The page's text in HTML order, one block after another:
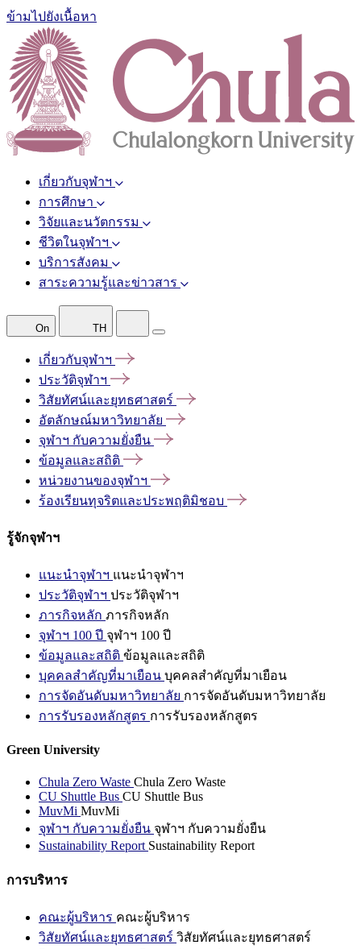
ข้ามไปยังเนื้อหา
เกี่ยวกับจุฬาฯ
การศึกษา
วิจัยและนวัตกรรม
ชีวิตในจุฬาฯ
บริการสังคม
สาระความรู้และข่าวสาร
On TH
เกี่ยวกับจุฬาฯ
ประวัติจุฬาฯ
วิสัยทัศน์และยุทธศาสตร์
อัตลักษณ์มหาวิทยาลัย
จุฬาฯ กับความยั่งยืน
ข้อมูลและสถิติ
หน่วยงานของจุฬาฯ
ร้องเรียนทุจริตและประพฤติมิชอบ
รู้จักจุฬาฯ
แนะนำจุฬาฯ แนะนำจุฬาฯ
ประวัติจุฬาฯ ประวัติจุฬาฯ
ภารกิจหลัก ภารกิจหลัก
จุฬาฯ 100 ปี จุฬาฯ 100 ปี
ข้อมูลและสถิติ ข้อมูลและสถิติ
บุคคลสำคัญที่มาเยือน บุคคลสำคัญที่มาเยือน
การจัดอันดับมหาวิทยาลัย การจัดอันดับมหาวิทยาลัย
การรับรองหลักสูตร การรับรองหลักสูตร
Green University
Chula Zero Waste Chula Zero Waste
CU Shuttle Bus CU Shuttle Bus
MuvMi MuvMi
จุฬาฯ กับความยั่งยืน จุฬาฯ กับความยั่งยืน
Sustainability Report Sustainability Report
การบริหาร
คณะผู้บริหาร คณะผู้บริหาร
วิสัยทัศน์และยุทธศาสตร์ วิสัยทัศน์และยุทธศาสตร์